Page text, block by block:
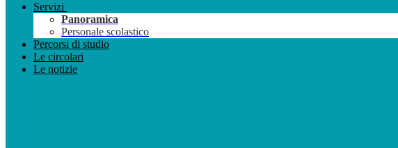
Servizi
Panoramica
Personale scolastico
Percorsi di studio
Le circolari
Le notizie